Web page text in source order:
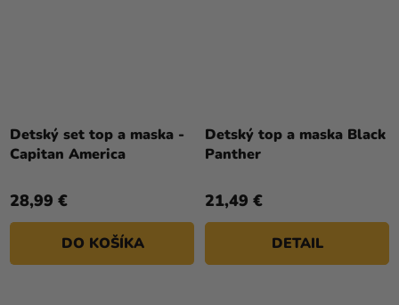
Detský set top a maska -
Capitan America
28,99 €
DO KOŠÍKA
Detský top a maska Black
Panther
21,49 €
DETAIL